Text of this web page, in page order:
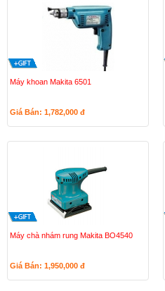
Máy khoan Makita 6501
Giá Bán: 1,782,000 đ
Máy chà nhám rung Makita BO4540
Giá Bán: 1,950,000 đ